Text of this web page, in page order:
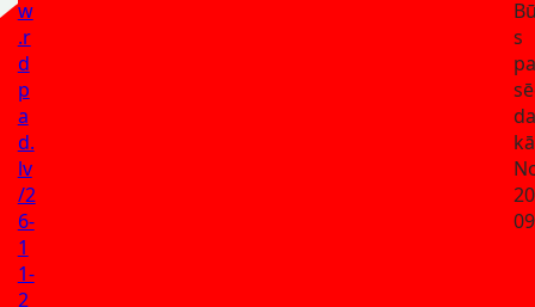
w
.r
d
p
a
d.
lv
/2
6-
1
1-
2
s